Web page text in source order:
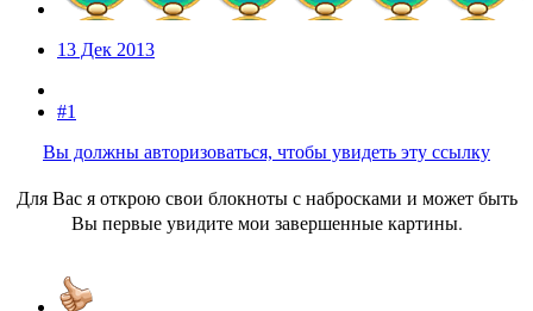
13 Дек 2013
#1
Вы должны авторизоваться, чтобы увидеть эту ссылку
Для Вас я открою свои блокноты с набросками и может быть
Вы первые увидите мои завершенные картины.